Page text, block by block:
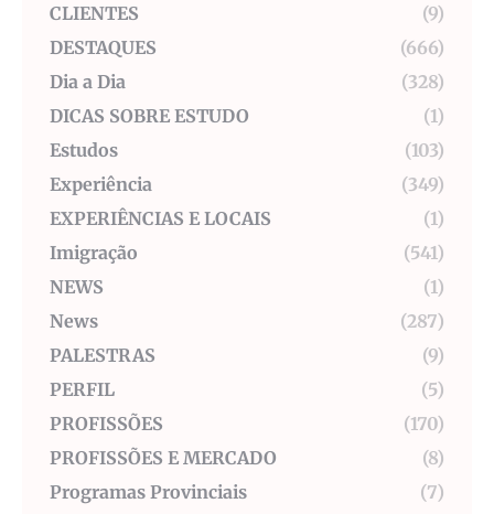
CLIENTES
(9)
DESTAQUES
(666)
Dia a Dia
(328)
DICAS SOBRE ESTUDO
(1)
Estudos
(103)
Experiência
(349)
EXPERIÊNCIAS E LOCAIS
(1)
Imigração
(541)
NEWS
(1)
News
(287)
PALESTRAS
(9)
PERFIL
(5)
PROFISSÕES
(170)
PROFISSÕES E MERCADO
(8)
Programas Provinciais
(7)